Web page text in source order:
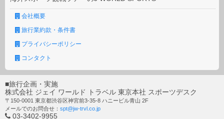
会社概要
旅行業約款・条件書
プライバシーポリシー
コンタクト
■旅行企画・実施
株式会社 ジェイ ワールド トラベル 東京本社 スポーツデスク
〒150-0001 東京都渋谷区神宮前3-35-8 ハニービル青山 2F
メールでのお問合せ： spt@jw-trvl.co.jp
03-3402-9955